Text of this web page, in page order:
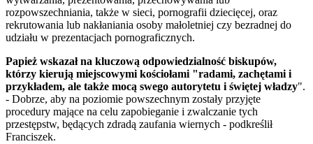
rozpowszechniania, także w sieci, pornografii dziecięcej, oraz
rekrutowania lub nakłaniania osoby małoletniej czy bezradnej do
udziału w prezentacjach pornograficznych.
Papież wskazał na kluczową odpowiedzialność biskupów,
którzy kierują miejscowymi kościołami "radami, zachętami i
przykładem, ale także mocą swego autorytetu i świętej władzy".
- Dobrze, aby na poziomie powszechnym zostały przyjęte
procedury mające na celu zapobieganie i zwalczanie tych
przestępstw, będących zdradą zaufania wiernych - podkreślił
Franciszek.